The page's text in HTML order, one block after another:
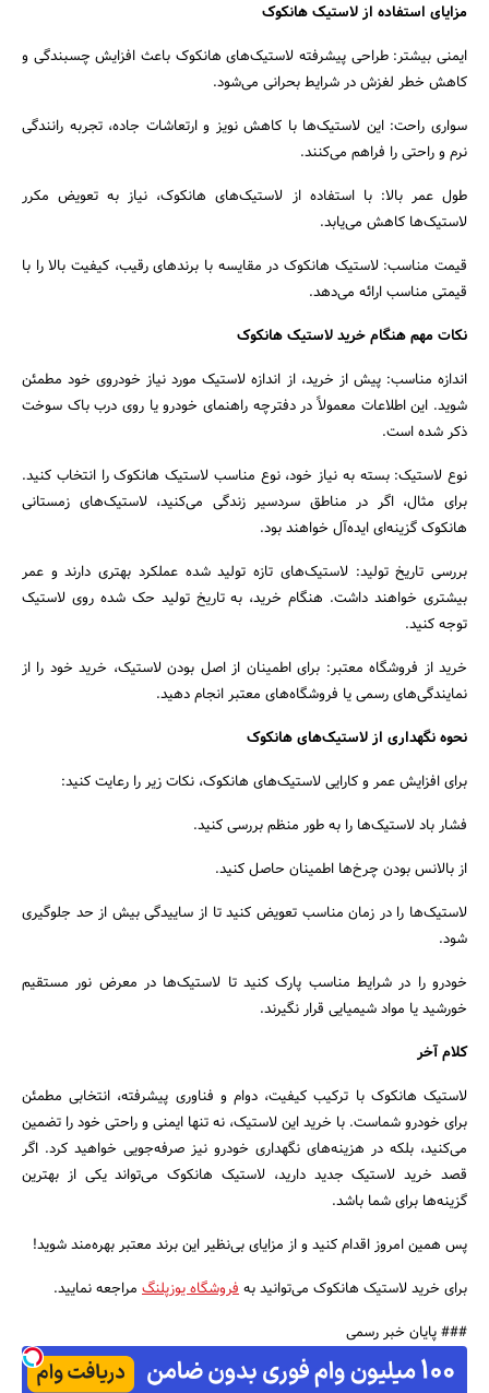
مزایای استفاده از لاستیک هانکوک
ایمنی بیشتر: طراحی پیشرفته لاستیک‌های هانکوک باعث افزایش چسبندگی و
کاهش خطر لغزش در شرایط بحرانی می‌شود.
سواری راحت: این لاستیک‌ها با کاهش نویز و ارتعاشات جاده، تجربه رانندگی
نرم و راحتی را فراهم می‌کنند.
طول عمر بالا: با استفاده از لاستیک‌های هانکوک، نیاز به تعویض مکرر
لاستیک‌ها کاهش می‌یابد.
قیمت مناسب: لاستیک هانکوک در مقایسه با برندهای رقیب، کیفیت بالا را با
قیمتی مناسب ارائه می‌دهد.
نکات مهم هنگام خرید لاستیک هانکوک
اندازه مناسب: پیش از خرید، از اندازه لاستیک مورد نیاز خودروی خود مطمئن
شوید. این اطلاعات معمولاً در دفترچه راهنمای خودرو یا روی درب باک سوخت
ذکر شده است.
نوع لاستیک: بسته به نیاز خود، نوع مناسب لاستیک هانکوک را انتخاب کنید.
برای مثال، اگر در مناطق سردسیر زندگی می‌کنید، لاستیک‌های زمستانی
هانکوک گزینه‌ای ایده‌آل خواهند بود.
بررسی تاریخ تولید: لاستیک‌های تازه تولید شده عملکرد بهتری دارند و عمر
بیشتری خواهند داشت. هنگام خرید، به تاریخ تولید حک شده روی لاستیک
توجه کنید.
خرید از فروشگاه معتبر: برای اطمینان از اصل بودن لاستیک، خرید خود را از
نمایندگی‌های رسمی یا فروشگاه‌های معتبر انجام دهید.
نحوه نگهداری از لاستیک‌های هانکوک
برای افزایش عمر و کارایی لاستیک‌های هانکوک، نکات زیر را رعایت کنید:
فشار باد لاستیک‌ها را به طور منظم بررسی کنید.
از بالانس بودن چرخ‌ها اطمینان حاصل کنید.
لاستیک‌ها را در زمان مناسب تعویض کنید تا از ساییدگی بیش از حد جلوگیری
شود.
خودرو را در شرایط مناسب پارک کنید تا لاستیک‌ها در معرض نور مستقیم
خورشید یا مواد شیمیایی قرار نگیرند.
کلام آخر
لاستیک هانکوک با ترکیب کیفیت، دوام و فناوری پیشرفته، انتخابی مطمئن
برای خودرو شماست. با خرید این لاستیک، نه تنها ایمنی و راحتی خود را تضمین
می‌کنید، بلکه در هزینه‌های نگهداری خودرو نیز صرفه‌جویی خواهید کرد. اگر
قصد خرید لاستیک جدید دارید، لاستیک هانکوک می‌تواند یکی از بهترین
گزینه‌ها برای شما باشد.
پس همین امروز اقدام کنید و از مزایای بی‌نظیر این برند معتبر بهره‌مند شوید!
برای خرید لاستیک هانکوک می‌توانید بهفروشگاه یوزپلنگ مراجعه نمایید.
### پایان خبر رسمی